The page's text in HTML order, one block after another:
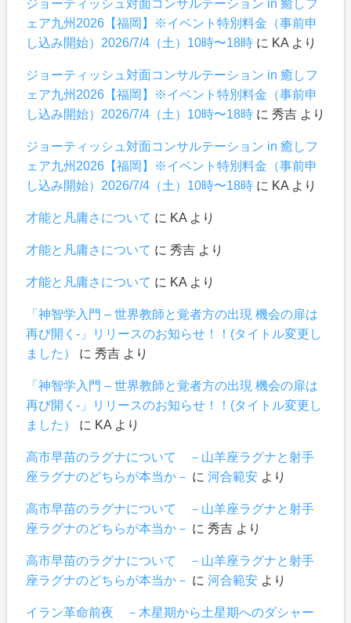
ジョーティッシュ対面コンサルテーション in 癒しフ
ェア九州2026【福岡】※イベント特別料金（事前申
し込み開始）2026/7/4（土）10時〜18時に KAより
ジョーティッシュ対面コンサルテーション in 癒しフ
ェア九州2026【福岡】※イベント特別料金（事前申
し込み開始）2026/7/4（土）10時〜18時に 秀吉より
ジョーティッシュ対面コンサルテーション in 癒しフ
ェア九州2026【福岡】※イベント特別料金（事前申
し込み開始）2026/7/4（土）10時〜18時に KAより
才能と凡庸さについて に KAより
才能と凡庸さについて に 秀吉より
才能と凡庸さについて に KAより
「神智学入門 – 世界教師と覚者方の出現 機会の扉は
再び開く-」リリースのお知らせ！！(タイトル変更し
ました）
に 秀吉より
「神智学入門 – 世界教師と覚者方の出現 機会の扉は
再び開く-」リリースのお知らせ！！(タイトル変更し
ました）
に KAより
高市早苗のラグナについて －山羊座ラグナと射手
座ラグナのどちらが本当か－ に 河合範安より
高市早苗のラグナについて －山羊座ラグナと射手
座ラグナのどちらが本当か－ に 秀吉より
高市早苗のラグナについて －山羊座ラグナと射手
座ラグナのどちらが本当か－ に 河合範安より
イラン革命前夜 －木星期から土星期へのダシャー